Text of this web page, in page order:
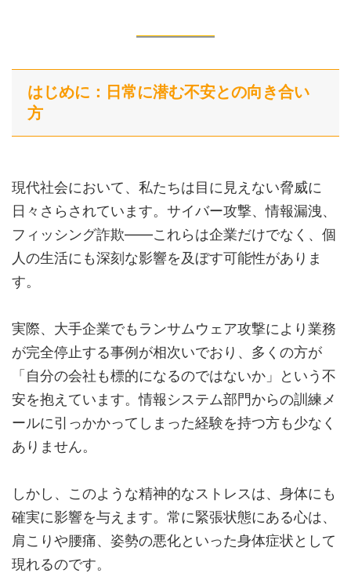
はじめに：日常に潜む不安との向き合い
方
現代社会において、私たちは目に見えない脅威に
日々さらされています。サイバー攻撃、情報漏洩、
フィッシング詐欺——これらは企業だけでなく、個
人の生活にも深刻な影響を及ぼす可能性がありま
す。
実際、大手企業でもランサムウェア攻撃により業務
が完全停止する事例が相次いでおり、多くの方が
「自分の会社も標的になるのではないか」という不
安を抱えています。情報システム部門からの訓練メ
ールに引っかかってしまった経験を持つ方も少なく
ありません。
しかし、このような精神的なストレスは、身体にも
確実に影響を与えます。常に緊張状態にある心は、
肩こりや腰痛、姿勢の悪化といった身体症状として
現れるのです。